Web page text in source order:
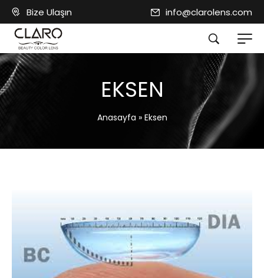
Bize Ulaşın info@clarolens.com
EKSEN
Anasayfa » Eksen